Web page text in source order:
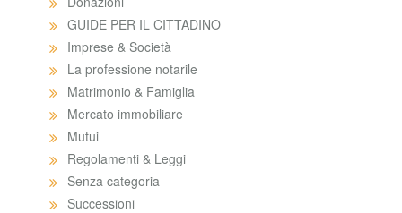
GUIDE PER IL CITTADINO
Imprese & Società
La professione notarile
Matrimonio & Famiglia
Mercato immobiliare
Mutui
Regolamenti & Leggi
Senza categoria
Successioni